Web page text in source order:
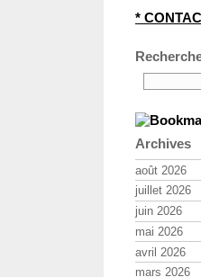
*
Archives
août 2026
juillet 2026
juin 2026
mai 2026
avril 2026
mars 2026